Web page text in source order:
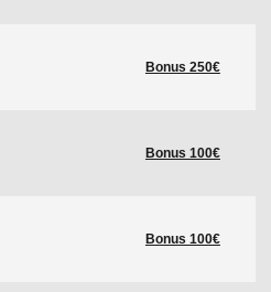
Bonus 250€
Bonus 100€
Bonus 100€